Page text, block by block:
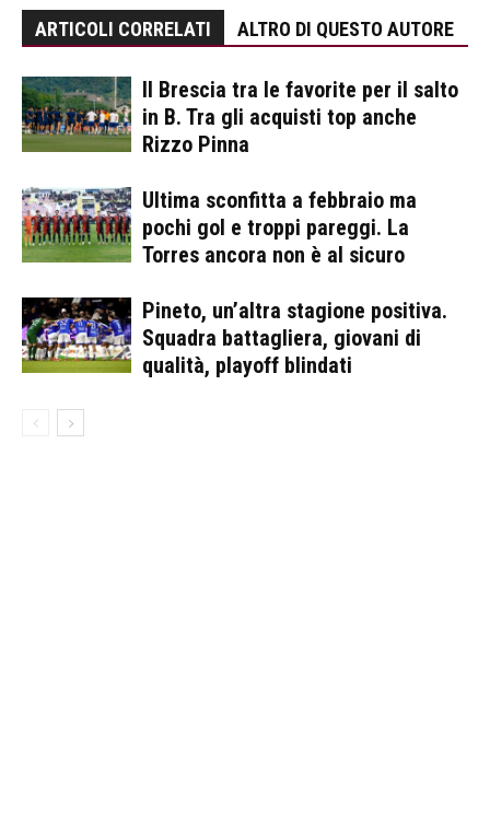
ARTICOLI CORRELATI ALTRO DI QUESTO AUTORE
Il Brescia tra le favorite per il salto
in B. Tra gli acquisti top anche
Rizzo Pinna
Ultima sconfitta a febbraio ma
pochi gol e troppi pareggi. La
Torres ancora non è al sicuro
Pineto, un’altra stagione positiva.
Squadra battagliera, giovani di
qualità, playoff blindati